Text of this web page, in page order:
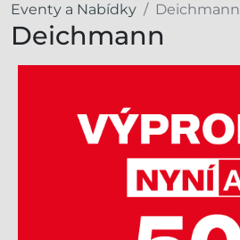
Eventy a Nabídky Deichmann
Deichmann